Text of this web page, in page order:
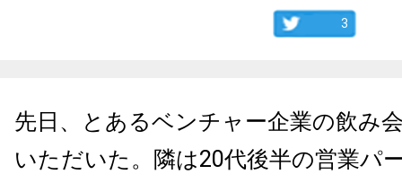
3
先日、とあるベンチャー企業の飲み
いただいた。隣は20代後半の営業パ